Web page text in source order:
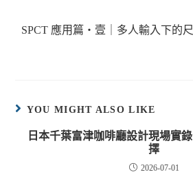
SPCT 應用篇・壹｜多人輸入下的
YOU MIGHT ALSO LIKE
日本千葉富津咖啡廳設計現場實
擇
2026-07-01